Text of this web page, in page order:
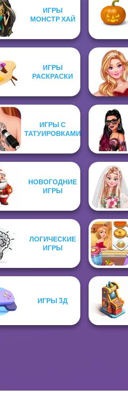
ИГРЫ
МОНСТР ХАЙ
ИГРЫ
РАСКРАСКИ
ИГРЫ С
ТАТУИРОВКАМИ
НОВОГОДНИЕ
ИГРЫ
ЛОГИЧЕСКИЕ
ИГРЫ
ИГРЫ 3Д